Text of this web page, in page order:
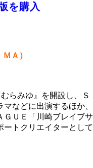
を購入
Ａ）
らみゆ』を開設し、Ｓ
などに出演するほか、
ＧＵＥ「川崎ブレイブサ
ートクリエイターとして